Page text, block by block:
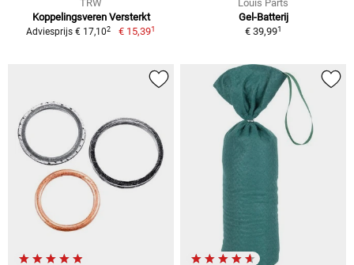
TRW
Koppelingsveren Versterkt
Adviesprijs € 17,102 € 15,391
Louis Parts
Gel-Batterij
€ 39,991